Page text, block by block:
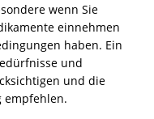
wenn Sie
einnehmen
haben. Ein
und
und die
empfehlen.